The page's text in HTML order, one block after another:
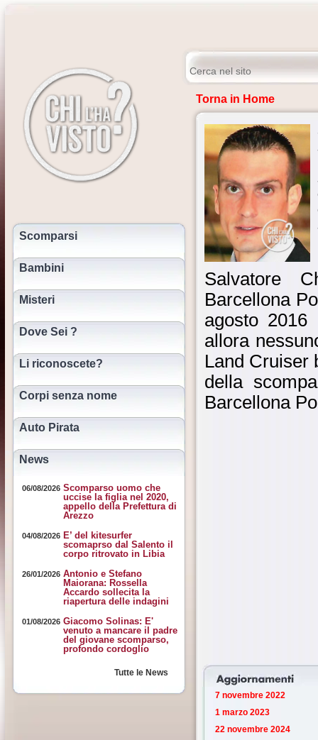
Scomparsi
Bambini
Misteri
Dove Sei ?
Li riconoscete?
Corpi senza nome
Auto Pirata
News
06/08/2026 Scomparso uomo che
uccise la figlia nel 2020,
appello della Prefettura di
Arezzo
04/08/2026 E’ del kitesurfer
scomaprso dal Salento il
corpo ritrovato in Libia
26/01/2026 Antonio e Stefano
Maiorana: Rossella
Accardo sollecita la
riapertura delle indagini
01/08/2026 Giacomo Solinas: E'
venuto a mancare il padre
del giovane scomparso,
profondo cordoglio
Tutte le News
Torna in Home
Salvatore
Barcellona
agosto
allora
Land Cruiser
della
Barcellona
7 novembre 2022
1 marzo 2023
22 novembre 2024